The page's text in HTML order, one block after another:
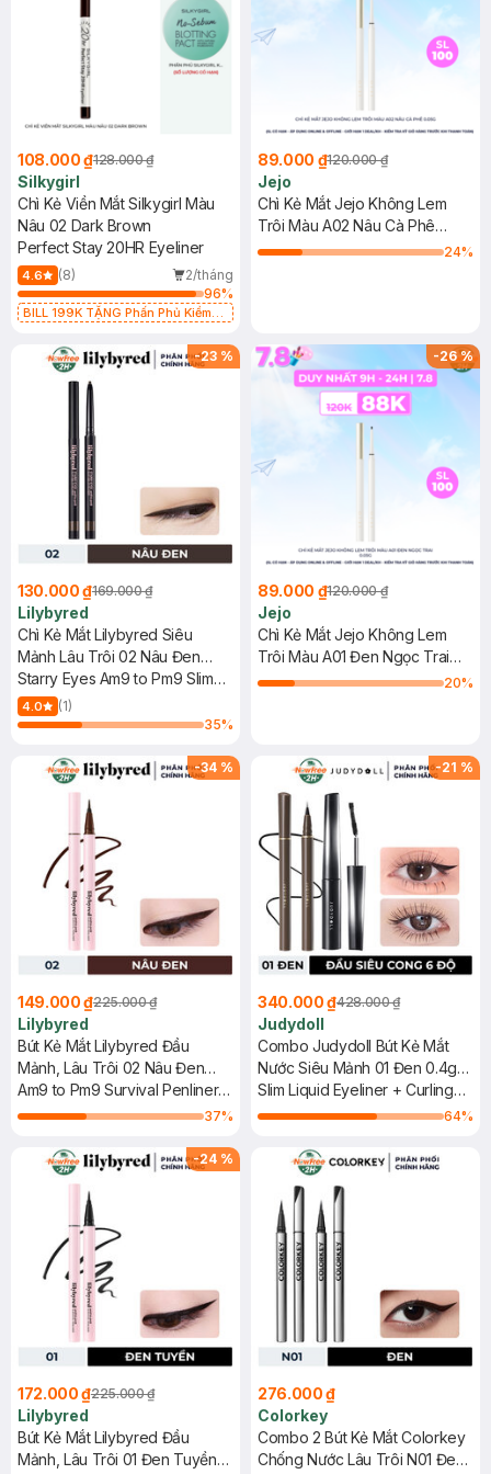
108.000 ₫128.000 ₫
Silkygirl
Chì Kẻ Viền Mắt Silkygirl Màu
Nâu 02 Dark Brown
Perfect Stay 20HR Eyeliner
4.6 (8)
2/tháng
96%
BILL 199K TẶNG Phấn Phủ Kiềm
có hạn)
89.000 ₫120.000 ₫
Jejo
Chì Kẻ Mắt Jejo Không Lem
Trôi Màu A02 Nâu Cà Phê
0.05g
24%
-23 %
130.000 ₫169.000 ₫
Lilybyred
Chì Kẻ Mắt Lilybyred Siêu
Mảnh Lâu Trôi 02 Nâu Đen
0.14g
Starry Eyes Am9 to Pm9 Slim
Gel Eyeliner #M02 Matt Brown
4.0
(1)
35%
-26%
89.000 ₫120.000 ₫
Jejo
Chì Kẻ Mắt Jejo Không Lem
Trôi Màu A01 Đen Ngọc Trai
0.05g
20%
-34 %
149.000 ₫225.000 ₫
Lilybyred
Bút Kẻ Mắt Lilybyred Đầu
Mảnh, Lâu Trôi 02 Nâu Đen
0.6g
Am9 to Pm9 Survival Penliner
#M02 Matt Brown
37%
-21 %
340.000 ₫428.000 ₫
Judydoll
Combo Judydoll Bút Kẻ Mắt
Nước Siêu Mảnh 01 Đen 0.4g
(Mới) + Mascara Đầu Siêu
Cong 6 Độ 1 Đen 3g (Mới)
Slim Liquid Eyeliner + Curling
Iron Mascara
64%
-24 %
172.000 ₫225.000 ₫
Lilybyred
Bút Kẻ Mắt Lilybyred Đầu
Mảnh, Lâu Trôi 01 Đen Tuyền
276.000 ₫
Colorkey
Combo 2 Bút Kẻ Mắt Colorkey
Chống Nước Lâu Trôi N01 Đen